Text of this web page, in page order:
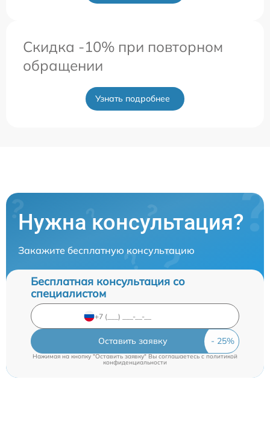
Скидка -10% при повторном
обращении
Узнать подробнее
Нужна консультация?
Закажите бесплатную консультацию
Бесплатная консультация со
специалистом
Оставить заявку
Нажимая на кнопку "Оставить заявку" Вы соглашаетесь cполитикой
конфиденциальности